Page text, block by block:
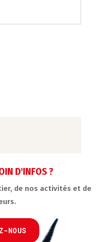
D'INFOS ?
de nos activités et de
NOUS